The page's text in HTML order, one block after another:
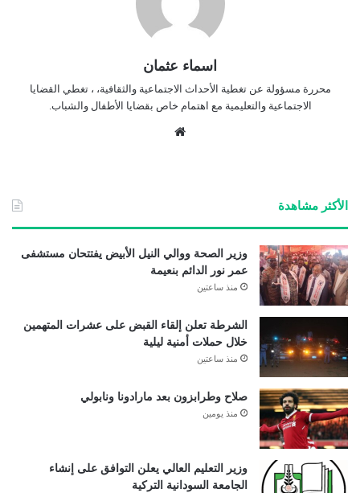
اسماء عثمان
محررة مسؤولة عن تغطية الأحداث الاجتماعية والثقافية، ، تغطي القضايا
الاجتماعية والتعليمية مع اهتمام خاص بقضايا الأطفال والشباب.
الأكثر مشاهدة
وزير الصحة ووالي النيل الأبيض يفتتحان مستشفى
عمر نور الدائم بنعيمة
منذ ساعتين
الشرطة تعلن إلقاء القبض على عشرات المتهمين
خلال حملات أمنية ليلية
منذ ساعتين
صلاح وطرابزون بعد مارادونا ونابولي
منذ يومين
وزير التعليم العالي يعلن التوافق على إنشاء
الجامعة السودانية التركية